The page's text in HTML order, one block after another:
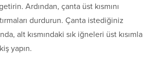
Ardından, çanta üst kısmını
durdurun. Çanta istediğiniz
alt kısmındaki sık iğneleri üst kısımla
yapın.